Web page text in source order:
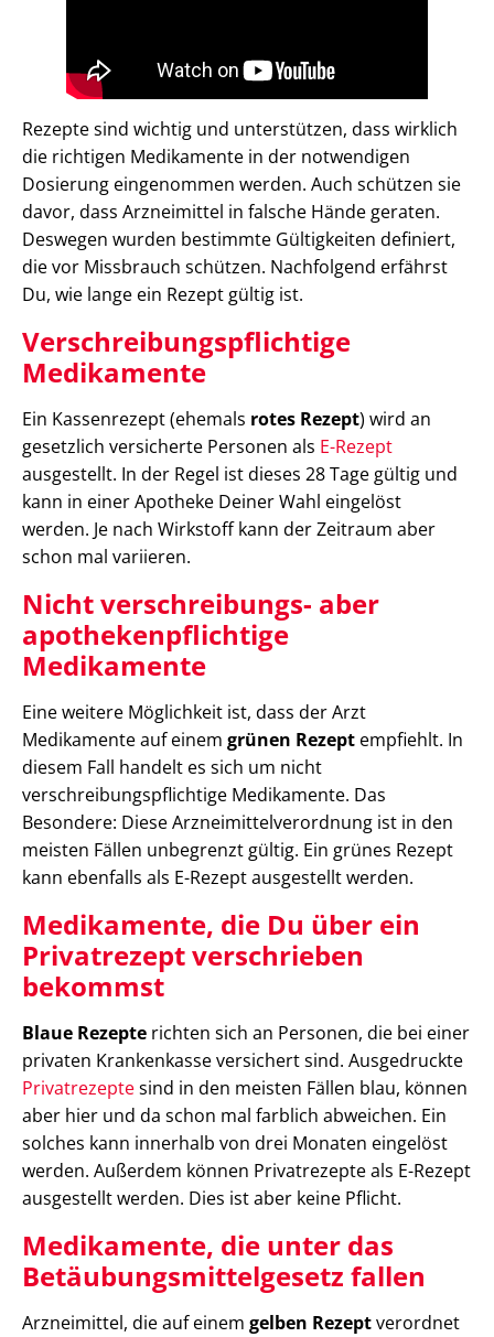
Rezepte sind wichtig und unterstützen, dass wirklich
die richtigen Medikamente in der notwendigen
Dosierung eingenommen werden. Auch schützen sie
davor, dass Arzneimittel in falsche Hände geraten.
Deswegen wurden bestimmte Gültigkeiten definiert,
die vor Missbrauch schützen. Nachfolgend erfährst
Du, wie lange ein Rezept gültig ist.
Verschreibungspflichtige
Medikamente
Ein Kassenrezept (ehemals rotes Rezept) wird an
gesetzlich versicherte Personen als E-Rezept
ausgestellt. In der Regel ist dieses 28 Tage gültig und
kann in einer Apotheke Deiner Wahl eingelöst
werden. Je nach Wirkstoff kann der Zeitraum aber
schon mal variieren.
Nicht verschreibungs- aber
apothekenpflichtige
Medikamente
Eine weitere Möglichkeit ist, dass der Arzt
Medikamente auf einem grünen Rezept empfiehlt. In
diesem Fall handelt es sich um nicht
verschreibungspflichtige Medikamente. Das
Besondere: Diese Arzneimittelverordnung ist in den
meisten Fällen unbegrenzt gültig. Ein grünes Rezept
kann ebenfalls als E-Rezept ausgestellt werden.
Medikamente, die Du über ein
Privatrezept verschrieben
bekommst
Blaue Rezepte richten sich an Personen, die bei einer
privaten Krankenkasse versichert sind. Ausgedruckte
Privatrezeptesind in den meisten Fällen blau, können
aber hier und da schon mal farblich abweichen. Ein
solches kann innerhalb von drei Monaten eingelöst
werden. Außerdem können Privatrezepte als E-Rezept
ausgestellt werden. Dies ist aber keine Pflicht.
Medikamente, die unter das
Betäubungsmittelgesetz fallen
Arzneimittel, die auf einem gelben Rezeptverordnet